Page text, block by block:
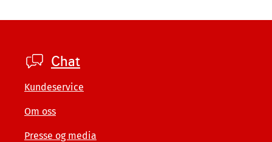
Footer
private
Chat
Kundeservice
Om oss
Presse og media